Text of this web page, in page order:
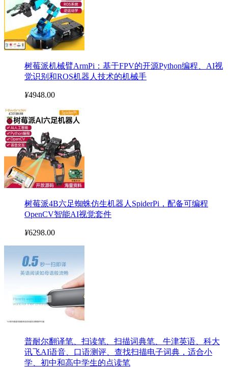
树莓派机械臂ArmPi：基于FPV的开源Python编程、AI视
觉识别和ROS机器人技术的机械手
¥4948.00
树莓派4B六足蜘蛛仿生机器人SpiderPi，配备可编程
OpenCV智能AI视觉套件
¥6298.00
普耐尔翻译笔、扫读笔、扫描词典笔、牛津英语、科大
讯飞AI语音、口语测评、查找扫描电子词典，适合小
学、初中和高中学生的点读笔